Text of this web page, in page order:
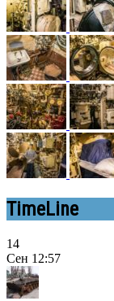
TimeLine
14
Сен 12:57